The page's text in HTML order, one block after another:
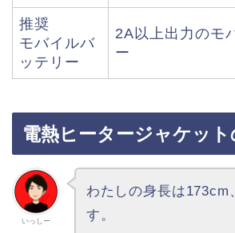
推奨
モバイルバ
ッテリー
2A以上出力のモ
ー
電熱ヒータージャケット
いっしー
わたしの身長は173cm
す。